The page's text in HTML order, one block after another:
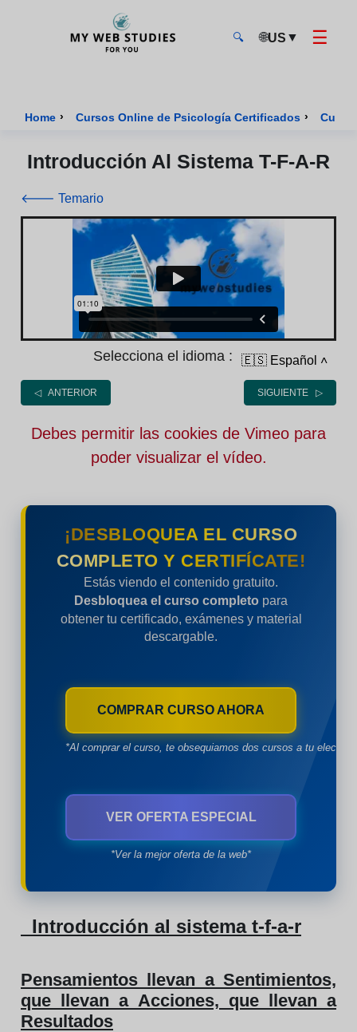
🔍 🌐US ▼ ☰
Home › Cursos Online de Psicología Certificados › Curso
Introducción Al Sistema T-F-A-R
🡐 Temario
Selecciona el idioma : 🇪🇸 Español ˄
◁ ANTERIOR SIGUIENTE ▷
Debes permitir las cookies de Vimeo para
poder visualizar el vídeo.
¡DESBLOQUEA EL CURSO
COMPLETO Y CERTIFÍCATE!
Estás viendo el contenido gratuito.
Desbloquea el curso completo para
obtener tu certificado, exámenes y material
descargable.
COMPRAR CURSO AHORA
*Al comprar el curso, te obsequiamos dos cursos a tu
VER OFERTA ESPECIAL
*Ver la mejor oferta de la web*
Introducción al sistema t-f-a-r
Pensamientos llevan a Sentimientos,
que llevan a Acciones, que llevan a
Resultados